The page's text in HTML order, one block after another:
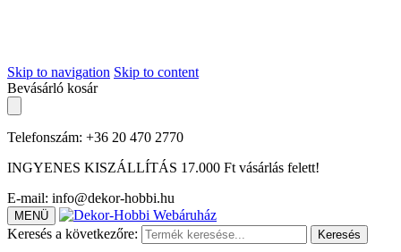
Skip to navigation Skip to content
Bevásárló kosár
Telefonszám: +36 20 470 2770
INGYENES KISZÁLLÍTÁS 17.000 Ft vásárlás felett!
E-mail: info@dekor-hobbi.hu
MENÜ
Keresés a következőre: Keresés